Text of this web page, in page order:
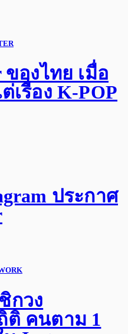
ของไทย เมื่อ
เรื่อง K-POP
ประกาศ
กวง
ติ คนตาม 1